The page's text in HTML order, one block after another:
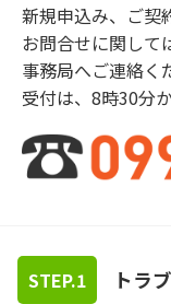
新規申込み、ご契
お問合せに関して
事務局へご連絡く
受付は、8時30分
STEP.1 トラ